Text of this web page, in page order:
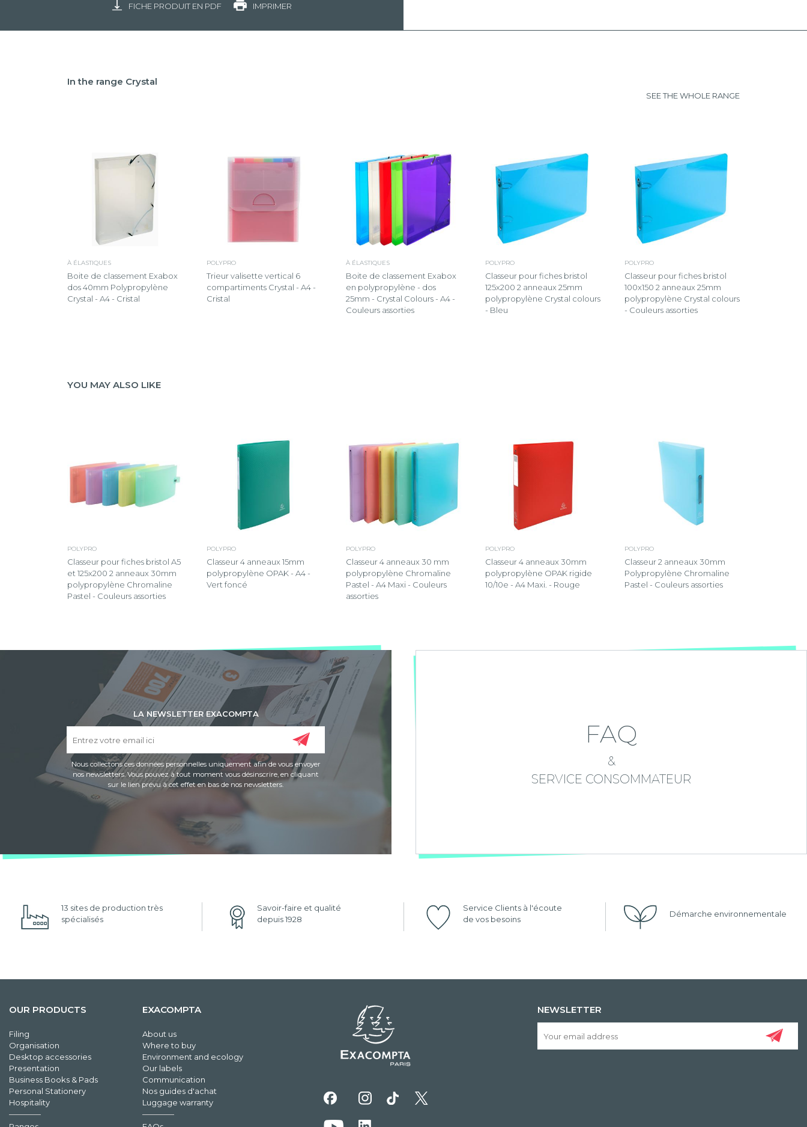
FICHE PRODUIT EN PDF IMPRIMER
In the range Crystal
SEE THE WHOLE RANGE
À ÉLASTIQUES
Boite de classement Exabox
dos 40mm Polypropylène
Crystal - A4 - Cristal
POLYPRO
Trieur valisette vertical 6
compartiments Crystal - A4 -
Cristal
À ÉLASTIQUES
Boite de classement Exabox
en polypropylène - dos
25mm - Crystal Colours - A4 -
Couleurs assorties
POLYPRO
Classeur pour fiches bristol
125x200 2 anneaux 25mm
polypropylène Crystal colours
- Bleu
POLYPRO
Classeur pour fiches bristol
100x150 2 anneaux 25mm
polypropylène Crystal colours
- Couleurs assorties
YOU MAY ALSO LIKE
POLYPRO
Classeur pour fiches bristol A5
et 125x200 2 anneaux 30mm
polypropylène Chromaline
Pastel - Couleurs assorties
POLYPRO
Classeur 4 anneaux 15mm
polypropylène OPAK - A4 -
Vert foncé
POLYPRO
Classeur 4 anneaux 30 mm
polypropylène Chromaline
Pastel - A4 Maxi - Couleurs
assorties
POLYPRO
Classeur 4 anneaux 30mm
polypropylène OPAK rigide
10/10e - A4 Maxi. - Rouge
POLYPRO
Classeur 2 anneaux 30mm
Polypropylène Chromaline
Pastel - Couleurs assorties
LA NEWSLETTER EXACOMPTA
Nous collectons ces données personnelles uniquement afin de vous envoyer
nos newsletters. Vous pouvez à tout moment vous désinscrire, en cliquant
sur le lien prévu à cet effet en bas de nos newsletters.
FAQ
&
SERVICE CONSOMMATEUR
13 sites de production très
spécialisés
Savoir-faire et qualité
depuis 1928
Service Clients à l'écoute
de vos besoins
Démarche environnementale
OUR PRODUCTS
Filing
Organisation
Desktop accessories
Presentation
Business Books & Pads
Personal Stationery
Hospitality
EXACOMPTA
About us
Where to buy
Environment and ecology
Our labels
Communication
Nos guides d'achat
Luggage warranty
NEWSLETTER